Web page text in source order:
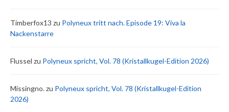
Timberfox13 zu Polyneux tritt nach. Episode 19: Viva la
Nackenstarre
Flussel zu Polyneux spricht, Vol. 78 (Kristallkugel-Edition 2026)
Missingno.zu Polyneux spricht, Vol. 78 (Kristallkugel-Edition
2026)